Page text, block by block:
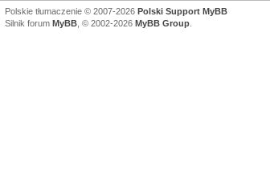
Polskie tłumaczenie © 2007-2026 Polski Support MyBB
Silnik forum MyBB , © 2002-2026 MyBB Group